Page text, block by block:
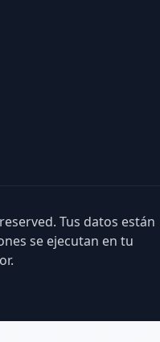
Tus datos están
se ejecutan en tu